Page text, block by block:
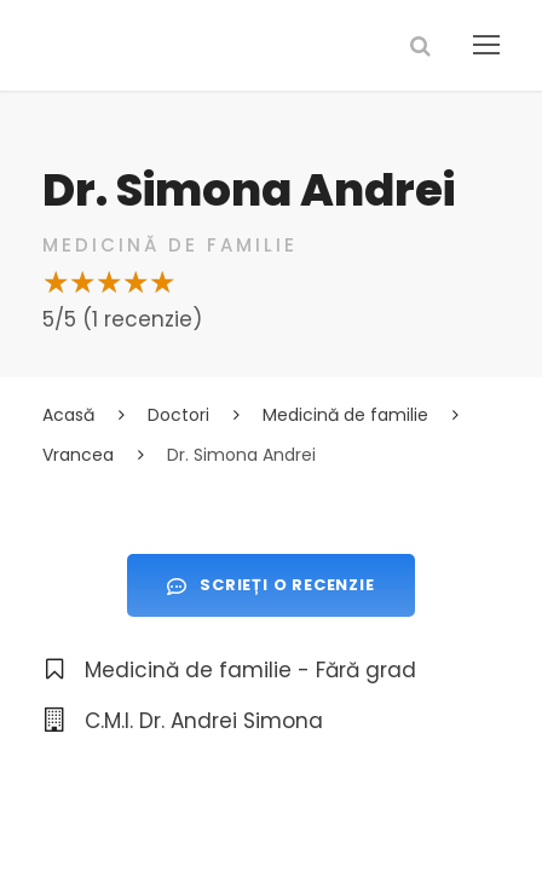
Dr. Simona Andrei
MEDICINĂ DE FAMILIE
5/5 (1 recenzie)
Acasă Doctori
Medicină de familie
Vrancea
Dr. Simona Andrei
SCRIEȚI O RECENZIE
Medicină de familie - Fără grad
C.M.I. Dr. Andrei Simona